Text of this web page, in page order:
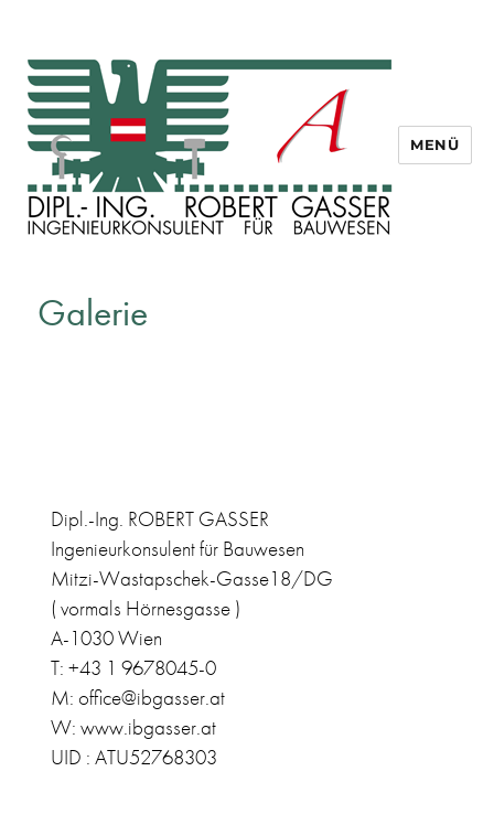
MENÜ
Galerie
Dipl.-Ing. ROBERT GASSER
Ingenieurkonsulent für Bauwesen
Mitzi-Wastapschek-Gasse18/DG
( vormals Hörnesgasse )
A-1030 Wien
T: +43 1 9678045-0
M: office@ibgasser.at
W: www.ibgasser.at
UID : ATU52768303